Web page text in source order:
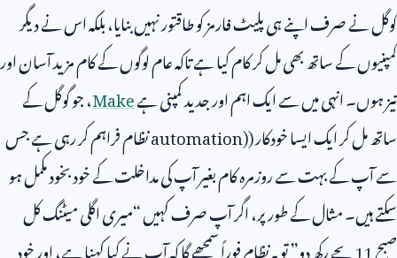
گوگل نے صرف اپنے ہی پلیٹ فارمز کو طاقتور نہیں بنایا، بلکہ اس نے دیگر
کمپنیوں کے ساتھ بھی مل کر کام کیا ہے تاکہ عام لوگوں کے کام مزید آسان اور
تیز ہوں۔ انہی میں سے ایک اہم اور جدید کمپنی ہےMake، جو گوگل کے
ساتھ مل کر ایک ایسا خودکار (automation)نظام فراہم کر رہی ہے جس
سے آپ کے بہت سے روزمرہ کام بغیر آپ کی مداخلت کے خود بخود مکمل ہو
سکتے ہیں۔ مثال کے طور پر، اگر آپ صرف کہیں “میری اگلی میٹنگ کل
صبح11بجے رکھ دو” تو یہ نظام فوراً سمجھے گا کہ آپ نے کیا کہنا ہے، اور خود